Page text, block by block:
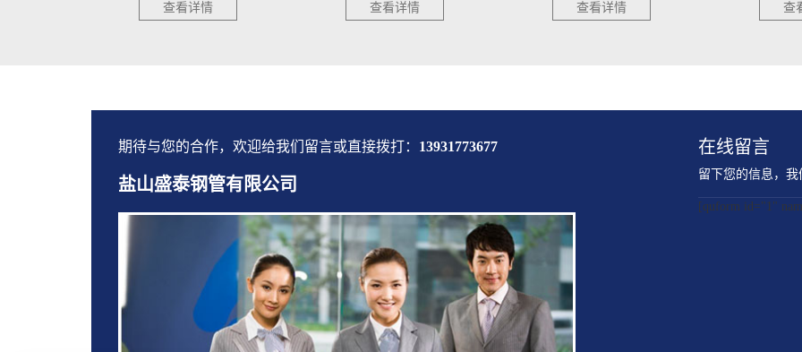
查看详情 查看详情 查看详情 查
期待与您的合作，欢迎给我们留言或直接拨打： 13931773677
盐山盛泰钢管有限公司
在线留言
留下您的信息，
[quform id="1"